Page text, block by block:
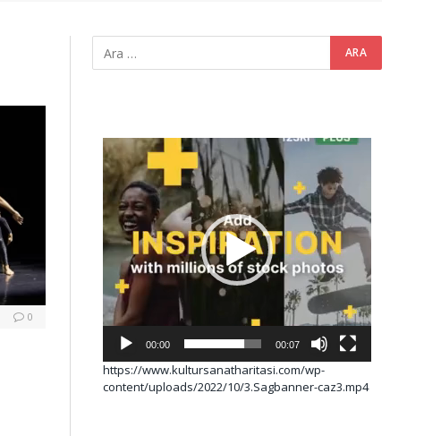
0
Video
oynatıcı
00:00 00:07
https://www.kultursanatharitasi.com/wp-
content/uploads/2022/10/3.Sagbanner-caz3.mp4